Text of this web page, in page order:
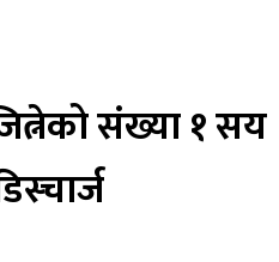
संख्या १ सय